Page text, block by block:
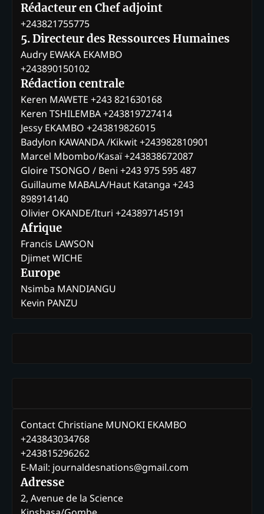
Rédacteur en Chef adjoint
+243821755775
5. Directeur des Ressources Humaines
Audry EWAKA EKAMBO
+243890150102
Rédaction centrale
Keren MAWETE +243 821630168
Keren TSHILEMBA +243819727414
Jessy EKAMBO +243819826015
Badylon KAWANDA /Kikwit +243982810901
Marcel Mbombo/Kasaï +243838672087
Gloire TSONGO / Beni +243 975 595 487
Guillaume MABALA/Haut Katanga +243
898914140
Olivier OKANDE/Ituri +243897145191
Afrique
Francis LAWSON
Djimet WICHE
Europe
Nsimba MANDIANGU
Kevin PANZU
Contact Christiane MUNOKI EKAMBO
+243843034768
+243815296262
E-Mail: journaldesnations@gmail.com
Adresse
2, Avenue de la Science